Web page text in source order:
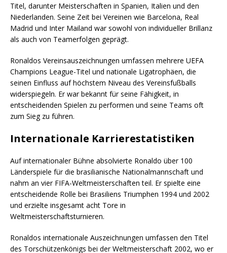
Titel, darunter Meisterschaften in Spanien, Italien und den
Niederlanden. Seine Zeit bei Vereinen wie Barcelona, Real
Madrid und Inter Mailand war sowohl von individueller Brillanz
als auch von Teamerfolgen geprägt.
Ronaldos Vereinsauszeichnungen umfassen mehrere UEFA
Champions League-Titel und nationale Ligatrophäen, die
seinen Einfluss auf höchstem Niveau des Vereinsfußballs
widerspiegeln. Er war bekannt für seine Fähigkeit, in
entscheidenden Spielen zu performen und seine Teams oft
zum Sieg zu führen.
Internationale Karrierestatistiken
Auf internationaler Bühne absolvierte Ronaldo über 100
Länderspiele für die brasilianische Nationalmannschaft und
nahm an vier FIFA-Weltmeisterschaften teil. Er spielte eine
entscheidende Rolle bei Brasiliens Triumphen 1994 und 2002
und erzielte insgesamt acht Tore in
Weltmeisterschaftsturnieren.
Ronaldos internationale Auszeichnungen umfassen den Titel
des Torschützenkönigs bei der Weltmeisterschaft 2002, wo er